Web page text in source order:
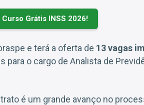
Grátis INSS 2026!
e terá a oferta de 13 vagas
o cargo de Analista de
é um grande avanço no